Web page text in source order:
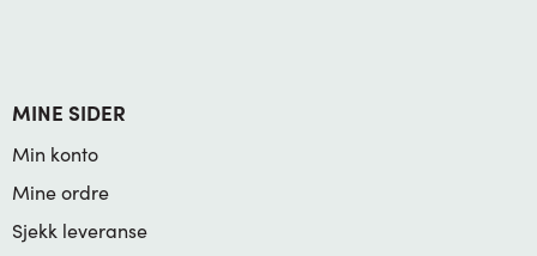
MINE SIDER
Min konto
Mine ordre
Sjekk leveranse